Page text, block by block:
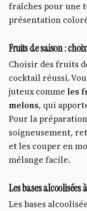
fraîches pour une
présentation
Fruits de saison :
Choisir des fruits
cocktail réussi.
juteux commeles
melons, qui
Pour la
soigneusement,
et les couper en
mélange facile.
Les bases alcoolisées
Les bases